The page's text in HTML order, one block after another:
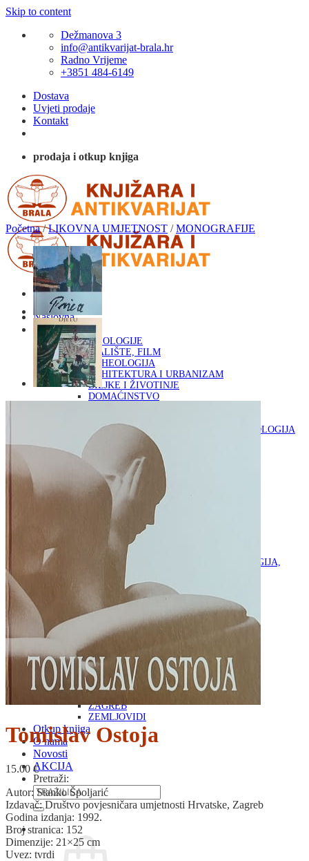
Skip to content
Dežmanova 3
info@antikvarijat-brala.hr
Radno Vrijeme
+3851 484-6149
Dostava
Uvjeti prodaje
Kontakt
prodaja i otkup knjiga
Naslovna
KNJIGE
OD ARHEOLOGIJE
DO KAZALIŠTE, FILM
ARHEOLOGIJA
ARHITEKTURA I URBANIZAM
BILJKE I ŽIVOTINJE
DOMAĆINSTVO
FILOZOFIJA, SOCIOLOGIJA, ANTROPOLOGIJA
FOTOGRAFIJA
GLAZBENA UMJETNOST
KAZALIŠTE, FILM
OD KNJIŽEVNOST
DO RELIGIJA
KNJIŽEVNOST
LIKOVNA UMJETNOST
LJEKOVITO BILJE I ZDRAVLJE
MITOLOGIJA
POVIJEST I PUBLICISTIKA
PRIRODNE ZNANOSTI
PSIHOLOGIJA, POPULARNA PSIHOLOGIJA,
ALTERNATIVA
RELIGIJA
OD RJEČNIKA
DO ZEMLJOVIDA
RJEČNICI, GRAMATIKE, PRAVOPISI…
ŠAH
STRIPOVI
TEHNIČKE ZNANOSTI
TEORIJA I POVIJEST KNJIŽEVNOSTI
VEDUTE
ZAGREB
ZEMLJOVIDI
Otkup knjiga
O nama
Novosti
AKCIJA
Pretraži:
Početna / LIKOVNA UMJETNOST / MONOGRAFIJE
Tomislav Ostoja
15.00 €
Autor: Stanko Špoljarić
Izdavač: Društvo povjesničara umjetnosti Hrvatske, Zagreb
Godina izdanja: 1992.
Broj stranica: 152
Dimenzije: 21×25 cm
Uvez: tvrdi